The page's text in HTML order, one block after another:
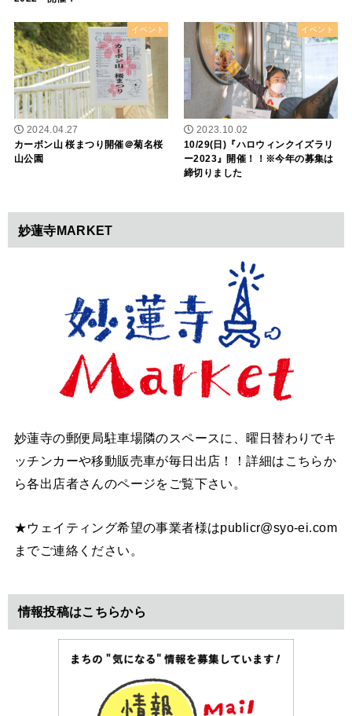
イベント
2024.04.27
カーボン山 桜まつり開催＠菊名桜
山公園
イベント
2023.10.02
10/29(日)『ハロウィンクイズラリ
ー2023』開催！！※今年の募集は
締切りました
妙蓮寺MARKET
妙蓮寺の郵便局駐車場隣のスペースに、曜日替わりでキ
ッチンカーや移動販売車が毎日出店！！詳細はこちらか
ら各出店者さんのページをご覧下さい。
★ウェイティング希望の事業者様はpublicr@syo-ei.com
までご連絡ください。
情報投稿はこちらから